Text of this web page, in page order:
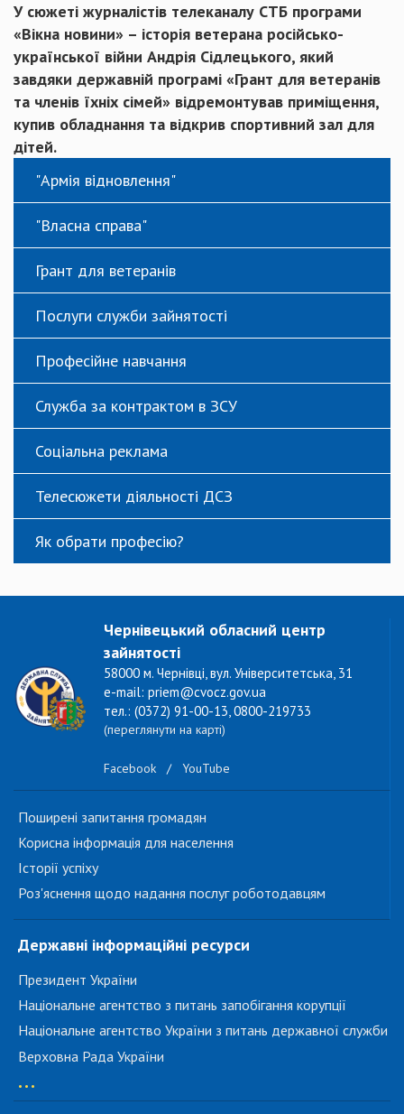
У сюжеті журналістів телеканалу СТБ програми
«Вікна новини» – історія ветерана російсько-
української війни Андрія Сідлецького, який
завдяки державній програмі «Грант для ветеранів
та членів їхніх сімей» відремонтував приміщення,
купив обладнання та відкрив спортивний зал для
дітей.
"Армія відновлення"
"Власна справа"
Грант для ветеранів
Послуги служби зайнятості
Професійне навчання
Служба за контрактом в ЗСУ
Соціальна реклама
Телесюжети діяльності ДСЗ
Як обрати професію?
Чернівецький обласний центр
зайнятості
58000 м. Чернівці, вул. Університетська, 31
e-mail: priem@cvocz.gov.ua
тел.: (0372) 91-00-13, 0800-219733
(переглянути на карті)
Facebook / YouTube
Поширені запитання громадян
Корисна інформація для населення
Історії успіху
Роз'яснення щодо надання послуг роботодавцям
Державні інформаційні ресурси
Президент України
Національне агентство з питань запобігання корупції
Національне агентство України з питань державної служби
Верховна Рада України
...